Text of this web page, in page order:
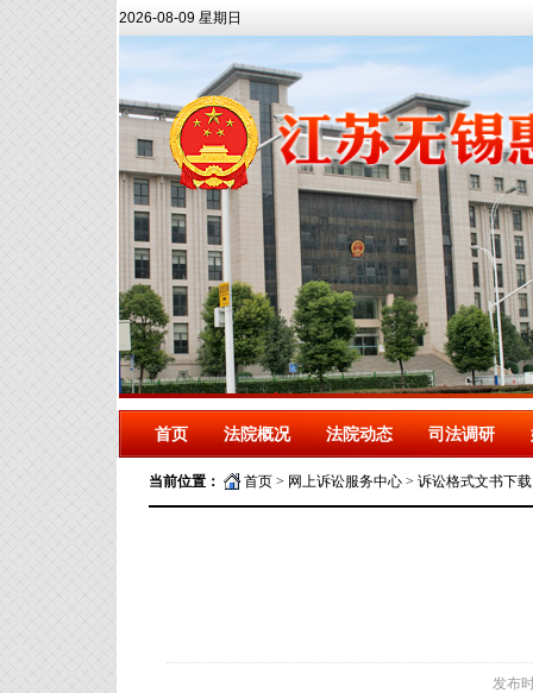
2026-08-09 星期日
首页 法院概况 法院动态 司法调研
当前位置： 首页 > 网上诉讼服务中心 > 诉讼格式文书下载
发布